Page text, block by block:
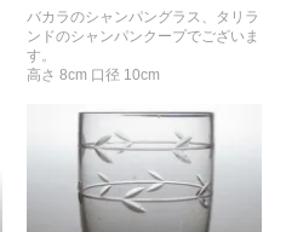
バカラのシャンパングラス、タリラ
ンドのシャンパンクープでございま
す。
高さ 8cm 口径 10cm